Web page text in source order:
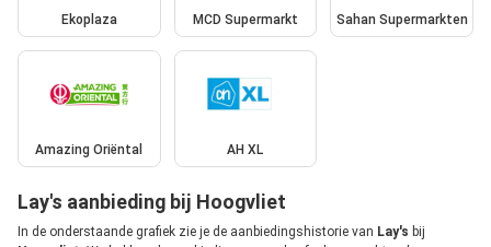
Ekoplaza MCD Supermarkt Sahan Supermarkten
Amazing Oriëntal AH XL
Lay's aanbieding bij Hoogvliet
In de onderstaande grafiek zie je de aanbiedingshistorie van Lay's bij